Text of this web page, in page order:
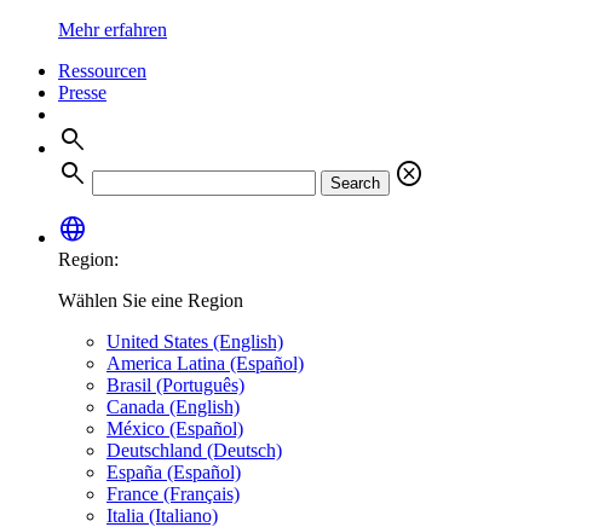
Mehr erfahren
Ressourcen
Presse
search
search
Search
cancel
language
Region:
Wählen Sie eine Region
United States (English)
America Latina (Español)
Brasil (Português)
Canada (English)
México (Español)
Deutschland (Deutsch)
España (Español)
France (Français)
Italia (Italiano)